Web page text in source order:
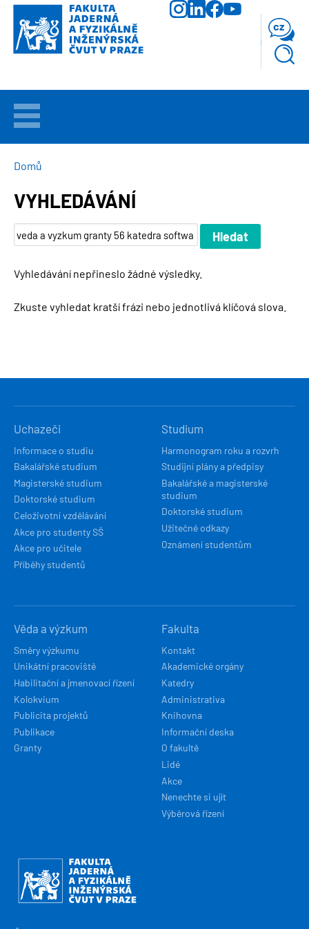
Přejít
hlavnímu
obsahu
VÍTEJTE
UCHAZEČI
STUDIUM
VĚDA
FAKULTA
cz
DROBEČKOVÁ
Domů
VYHLEDÁVÁNÍ
Vyhledávání nepřineslo žádné výsledky.
Zkuste vyhledat kratší frázi nebo jednotlivá klíčová slova.
NAVIGACE
Uchazeči
Informace o studiu
Bakalářské studium
Magisterské studium
Doktorské studium
Celoživotní vzdělávání
Akce pro studenty SŠ
Akce pro učitele
Příběhy studentů
Studium
Harmonogram roku a rozvrh
Studijní plány a předpisy
Bakalářské a magisterské
studium
Doktorské studium
Užitečné odkazy
Oznámení studentům
Věda a výzkum
Směry výzkumu
Unikátní pracoviště
Habilitační a jmenovací řízení
Kolokvium
Publicita projektů
Publikace
Granty
Fakulta
Kontakt
Akademické orgány
Katedry
Administrativa
Knihovna
Informační deska
O fakultě
Lidé
Akce
Nenechte si ujít
Výběrová řízení
Obrázek